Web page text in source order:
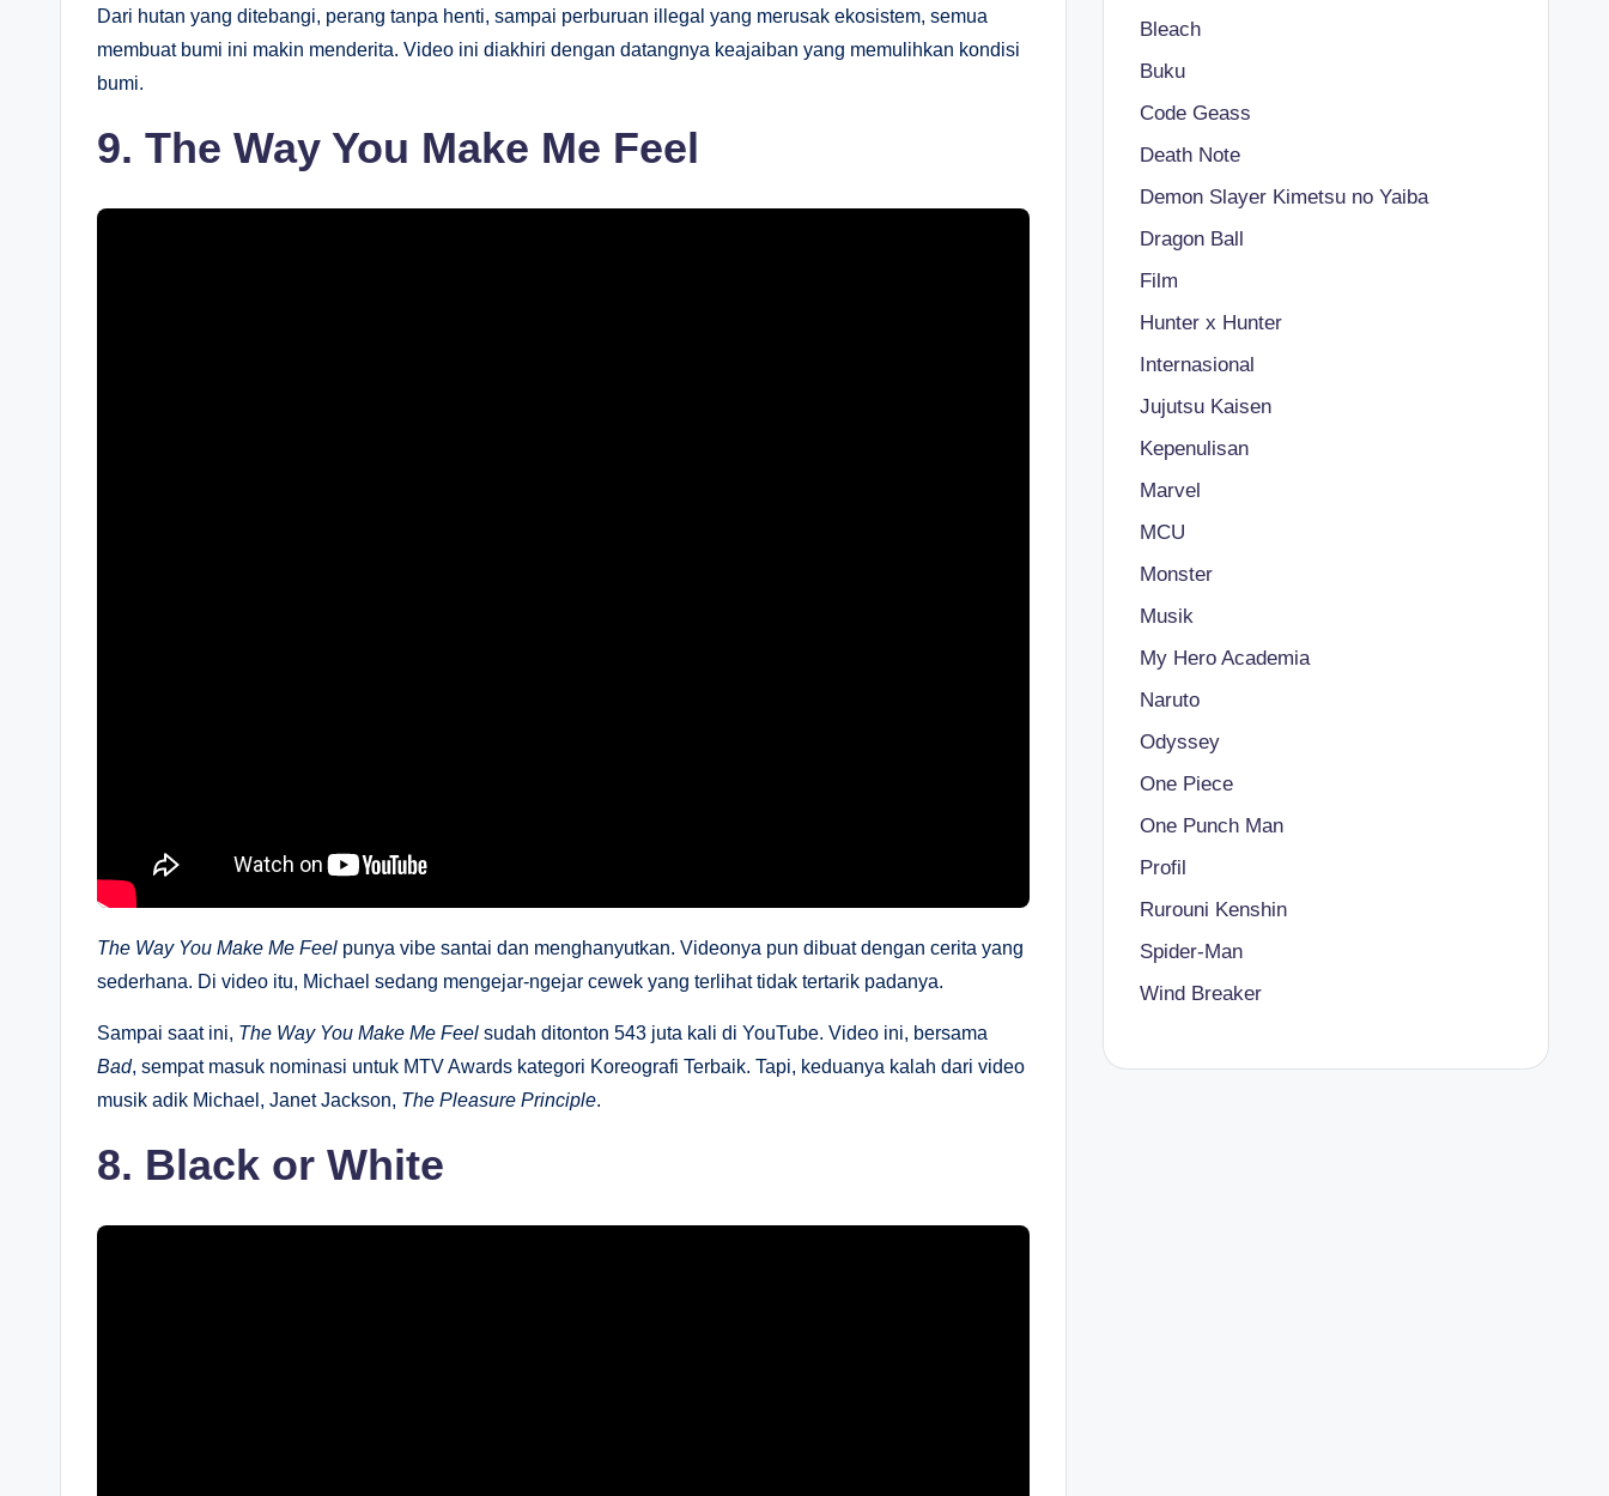
Dari hutan yang ditebangi, perang tanpa henti, sampai perburuan illegal yang merusak ekosistem, semua
membuat bumi ini makin menderita. Video ini diakhiri dengan datangnya keajaiban yang memulihkan kondisi
bumi.
9. The Way You Make Me Feel
The Way You Make Me Feel punya vibe santai dan menghanyutkan. Videonya pun dibuat dengan cerita yang
sederhana. Di video itu, Michael sedang mengejar-ngejar cewek yang terlihat tidak tertarik padanya.
Sampai saat ini, The Way You Make Me Feel sudah ditonton 543 juta kali di YouTube. Video ini, bersama
Bad, sempat masuk nominasi untuk MTV Awards kategori Koreografi Terbaik. Tapi, keduanya kalah dari video
musik adik Michael, Janet Jackson, The Pleasure Principle.
8. Black or White
Bleach
Buku
Code Geass
Death Note
Demon Slayer Kimetsu no Yaiba
Dragon Ball
Film
Hunter x Hunter
Internasional
Jujutsu Kaisen
Kepenulisan
Marvel
MCU
Monster
Musik
My Hero Academia
Naruto
Odyssey
One Piece
One Punch Man
Profil
Rurouni Kenshin
Spider-Man
Wind Breaker